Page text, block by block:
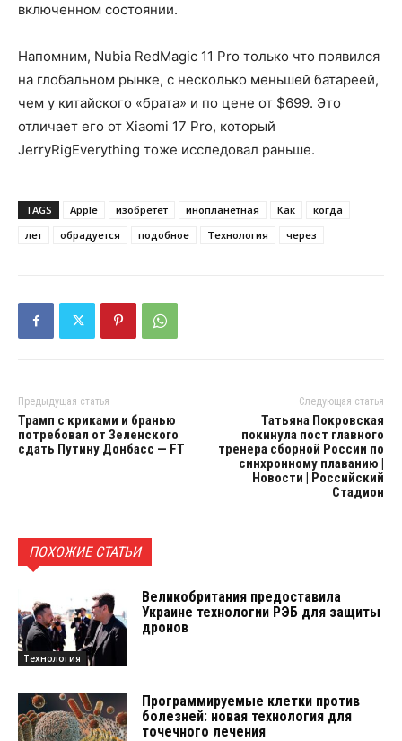
включенном состоянии.
Напомним, Nubia RedMagic 11 Pro только что появился
на глобальном рынке, с несколько меньшей батареей,
чем у китайского «брата» и по цене от $699. Это
отличает его от Xiaomi 17 Pro, который
JerryRigEverything тоже исследовал раньше.
TAGS Apple изобретет инопланетная Как
когда
лет
обрадуется подобное Технология через
Предыдущая статья
Трамп с криками и бранью
потребовал от Зеленского
сдать Путину Донбасс — FT
Следующая статья
Татьяна Покровская
покинула пост главного
тренера сборной России по
синхронному плаванию |
Новости | Российский
Стадион
ПОХОЖИЕ СТАТЬИ
Технология
Великобритания предоставила
Украине технологии РЭБ для защиты
дронов
Программируемые клетки против
болезней: новая технология для
точечного лечения